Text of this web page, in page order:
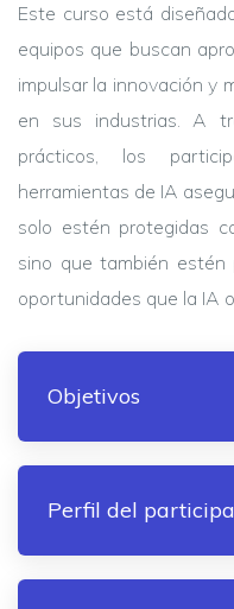
Este curso está
equipos que buscan
impulsar la innovación y
en sus industrias. A
prácticos, los
herramientas de IA
solo estén protegidas
sino que también estén
oportunidades que la IA
Objetivos
Perfil del